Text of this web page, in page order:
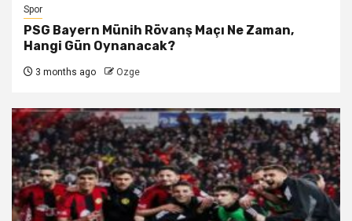
Spor
PSG Bayern Münih Rövanş Maçı Ne Zaman,
Hangi Gün Oynanacak?
3 months ago Ozge